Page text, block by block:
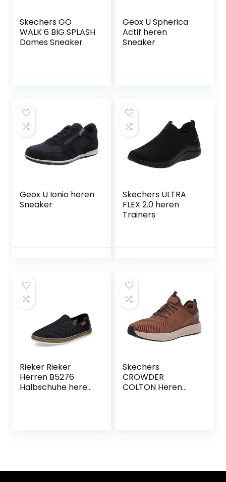
Skechers GO
WALK 6 BIG SPLASH
Dames Sneaker
Geox U Spherica
Actif heren
Sneaker
Geox U Ionio heren
Sneaker
Skechers ULTRA
FLEX 2.0 heren
Trainers
Rieker Rieker
Herren B5276
Halbschuhe heren
Skechers
CROWDER
COLTON Heren